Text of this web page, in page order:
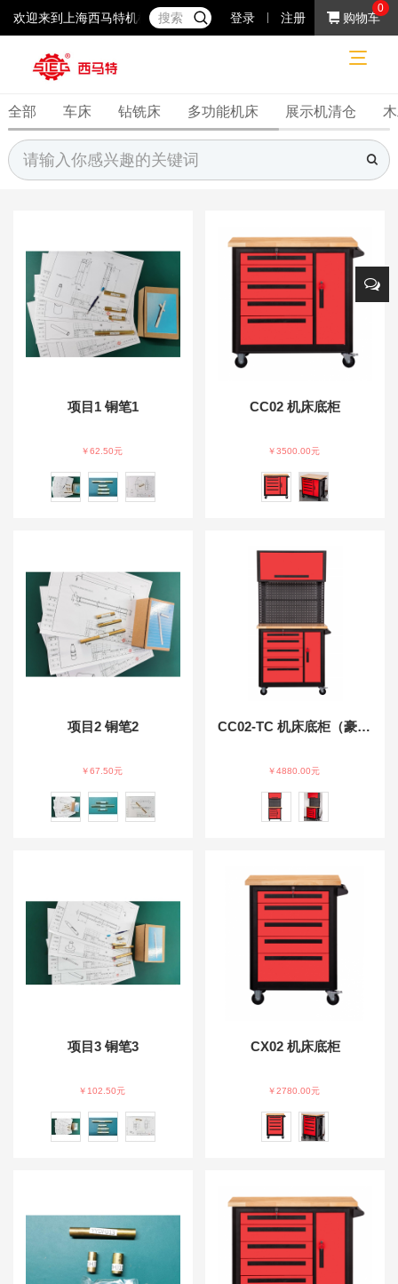
欢迎来到上海西马特机械制造有限公司！37年专注于小机床产品的研
登录 注册 购物车
0
普通机床
网站首页 普通机床
全部 车床 钻铣床 多功能机床 展示机清仓
项目1 铜笔1
￥62.50元
CC02 机床底柜
￥3500.00元
项目2 铜笔2
￥67.50元
CC02-TC 机床底柜（豪华版）
￥4880.00元
项目3 铜笔3
￥102.50元
CX02 机床底柜
￥2780.00元